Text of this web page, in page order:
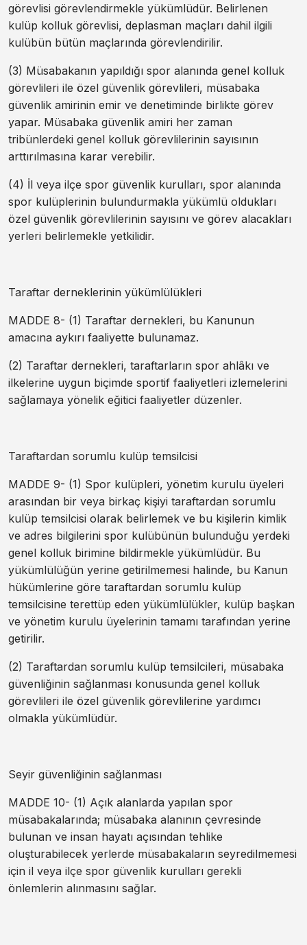
görevlisi görevlendirmekle yükümlüdür. Belirlenen
kulüp kolluk görevlisi, deplasman maçları dahil ilgili
kulübün bütün maçlarında görevlendirilir.
(3) Müsabakanın yapıldığı spor alanında genel kolluk
görevlileri ile özel güvenlik görevlileri, müsabaka
güvenlik amirinin emir ve denetiminde birlikte görev
yapar. Müsabaka güvenlik amiri her zaman
tribünlerdeki genel kolluk görevlilerinin sayısının
arttırılmasına karar verebilir.
(4) İl veya ilçe spor güvenlik kurulları, spor alanında
spor kulüplerinin bulundurmakla yükümlü oldukları
özel güvenlik görevlilerinin sayısını ve görev alacakları
yerleri belirlemekle yetkilidir.
Taraftar derneklerinin yükümlülükleri
MADDE 8- (1) Taraftar dernekleri, bu Kanunun
amacına aykırı faaliyette bulunamaz.
(2) Taraftar dernekleri, taraftarların spor ahlâkı ve
ilkelerine uygun biçimde sportif faaliyetleri izlemelerini
sağlamaya yönelik eğitici faaliyetler düzenler.
Taraftardan sorumlu kulüp temsilcisi
MADDE 9- (1) Spor kulüpleri, yönetim kurulu üyeleri
arasından bir veya birkaç kişiyi taraftardan sorumlu
kulüp temsilcisi olarak belirlemek ve bu kişilerin kimlik
ve adres bilgilerini spor kulübünün bulunduğu yerdeki
genel kolluk birimine bildirmekle yükümlüdür. Bu
yükümlülüğün yerine getirilmemesi halinde, bu Kanun
hükümlerine göre taraftardan sorumlu kulüp
temsilcisine terettüp eden yükümlülükler, kulüp başkan
ve yönetim kurulu üyelerinin tamamı tarafından yerine
getirilir.
(2) Taraftardan sorumlu kulüp temsilcileri, müsabaka
güvenliğinin sağlanması konusunda genel kolluk
görevlileri ile özel güvenlik görevlilerine yardımcı
olmakla yükümlüdür.
Seyir güvenliğinin sağlanması
MADDE 10- (1) Açık alanlarda yapılan spor
müsabakalarında; müsabaka alanının çevresinde
bulunan ve insan hayatı açısından tehlike
oluşturabilecek yerlerde müsabakaların seyredilmemesi
için il veya ilçe spor güvenlik kurulları gerekli
önlemlerin alınmasını sağlar.